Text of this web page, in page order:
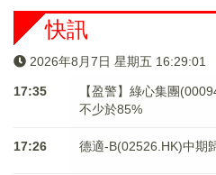
快訊
2026年8月7日 星期五 16:29:01
17:35
【盈警】綠心集團
不少於85%
17:26 德適-B(02526.HK)中期